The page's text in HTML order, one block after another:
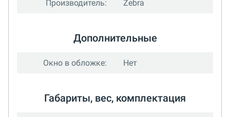
Производитель: Zebra
Дополнительные
Окно в обложке: Нет
Габариты, вес, комплектация